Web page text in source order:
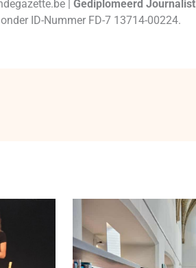
|Gediplomeerd Journalist
ID-Nummer FD-7 13714-00224.